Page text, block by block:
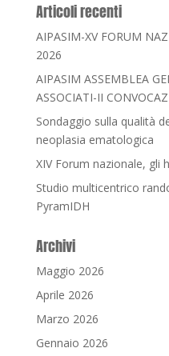
Articoli recenti
AIPASIM-XV FORUM
2026
AIPASIM ASSEMBLEA
ASSOCIATI-II
Sondaggio sulla qualità
neoplasia ematologica
XIV Forum nazionale, gli
Studio multicentrico
PyramIDH
Archivi
Maggio 2026
Aprile 2026
Marzo 2026
Gennaio 2026